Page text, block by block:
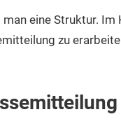
eine Struktur. Im
zu